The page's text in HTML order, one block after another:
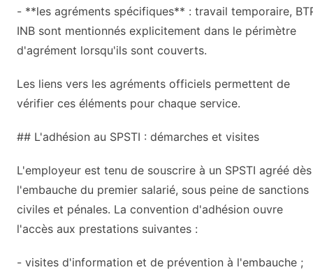
- **les agréments spécifiques** : travail temporaire,
INB sont mentionnés explicitement dans le périmètre
d'agrément lorsqu'ils sont couverts.
Les liens vers les agréments officiels permettent de
vérifier ces éléments pour chaque service.
## L'adhésion au SPSTI : démarches et visites
L'employeur est tenu de souscrire à un SPSTI agréé dès
l'embauche du premier salarié, sous peine de sanctions
civiles et pénales. La convention d'adhésion ouvre
l'accès aux prestations suivantes :
- visites d'information et de prévention à l'embauche ;